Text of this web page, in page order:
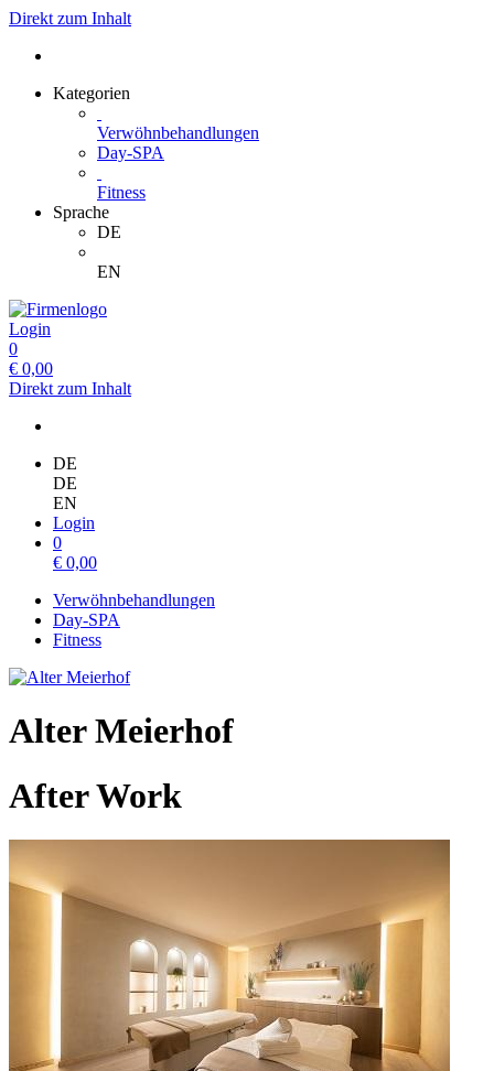
Direkt zum Inhalt
Kategorien
Verwöhnbehandlungen
Day-SPA
Fitness
Sprache
DE
EN
Login
0
€ 0,00
Direkt zum Inhalt
DE
DE
EN
Login
0
€ 0,00
Verwöhnbehandlungen
Day-SPA
Fitness
Alter Meierhof
After Work